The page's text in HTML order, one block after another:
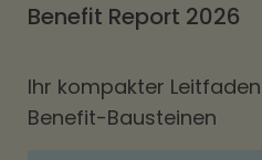
Benefit Report 2026
Ihr kompakter
Benefit-Bausteinen